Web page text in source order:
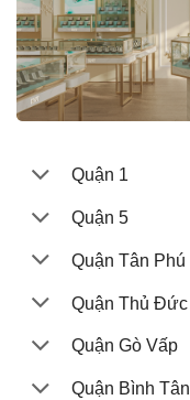
Quận 1
Quận 5
Quận Tân Phú
Quận Thủ Đức
Quận Gò Vấp
Quận Bình Tân